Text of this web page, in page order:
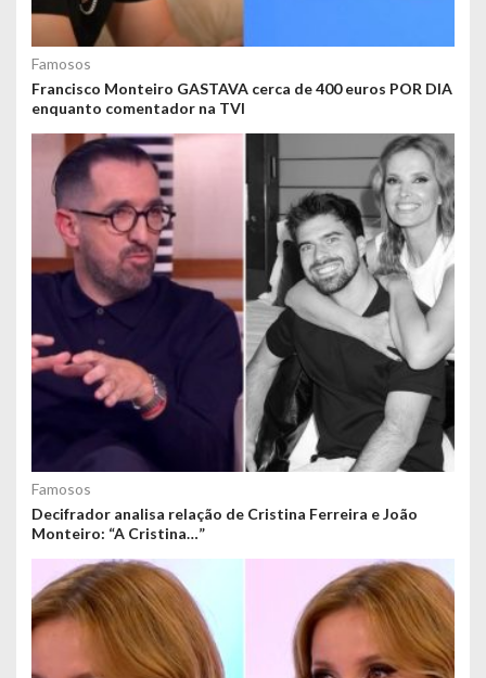
Famosos
Francisco Monteiro GASTAVA cerca de 400 euros POR DIA
enquanto comentador na TVI
Famosos
Decifrador analisa relação de Cristina Ferreira e João
Monteiro: “A Cristina…”